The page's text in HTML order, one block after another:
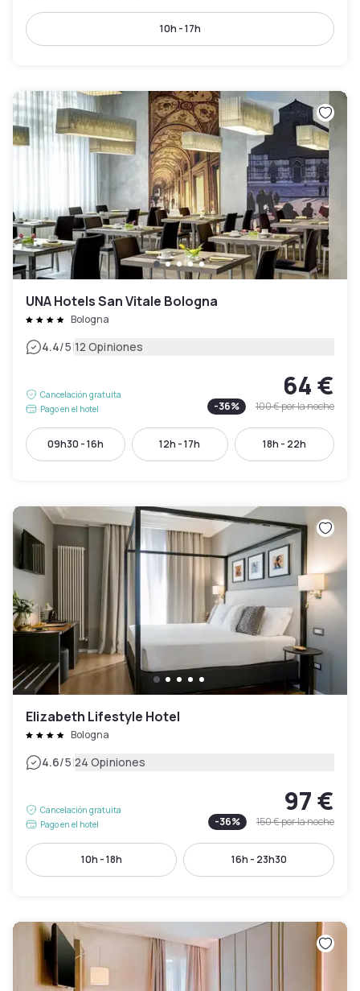
10h - 17h
UNA Hotels San Vitale Bologna
Bologna
4.4/5|12 Opiniones
Cancelación gratuita
Pago en el hotel
64 €
-36% 100 €por la noche
09h30 - 16h 12h - 17h 18h - 22h
Elizabeth Lifestyle Hotel
Bologna
4.6/5|24 Opiniones
Cancelación gratuita
Pago en el hotel
97 €
-36% 150 €por la noche
10h - 18h 16h - 23h30